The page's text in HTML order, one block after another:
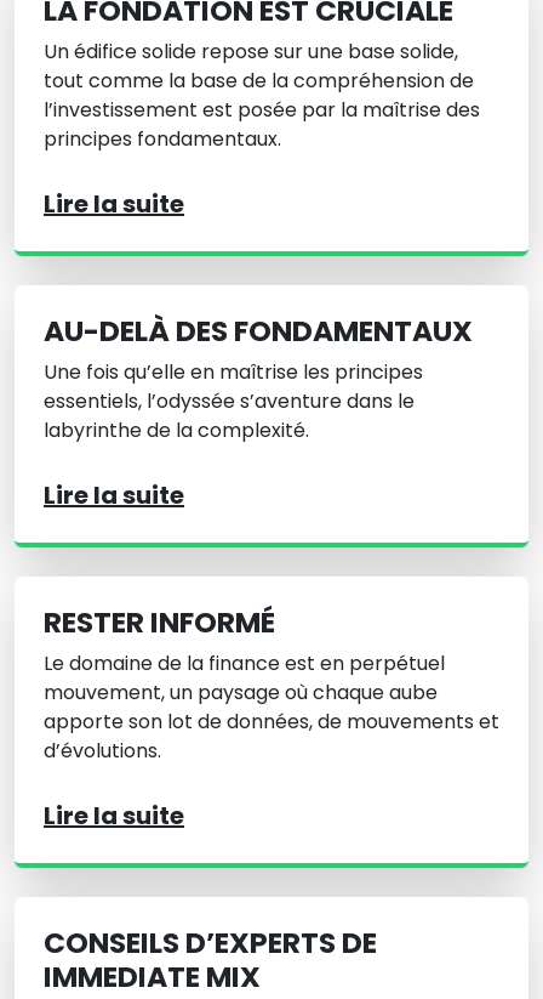
LA FONDATION EST CRUCIALE
Un édifice solide repose sur une base solide,
tout comme la base de la compréhension de
l’investissement est posée par la maîtrise des
principes fondamentaux.
Lire la suite
AU-DELÀ DES FONDAMENTAUX
Une fois qu’elle en maîtrise les principes
essentiels, l’odyssée s’aventure dans le
labyrinthe de la complexité.
Lire la suite
RESTER INFORMÉ
Le domaine de la finance est en perpétuel
mouvement, un paysage où chaque aube
apporte son lot de données, de mouvements et
d’évolutions.
Lire la suite
CONSEILS D’EXPERTS DE
IMMEDIATE MIX